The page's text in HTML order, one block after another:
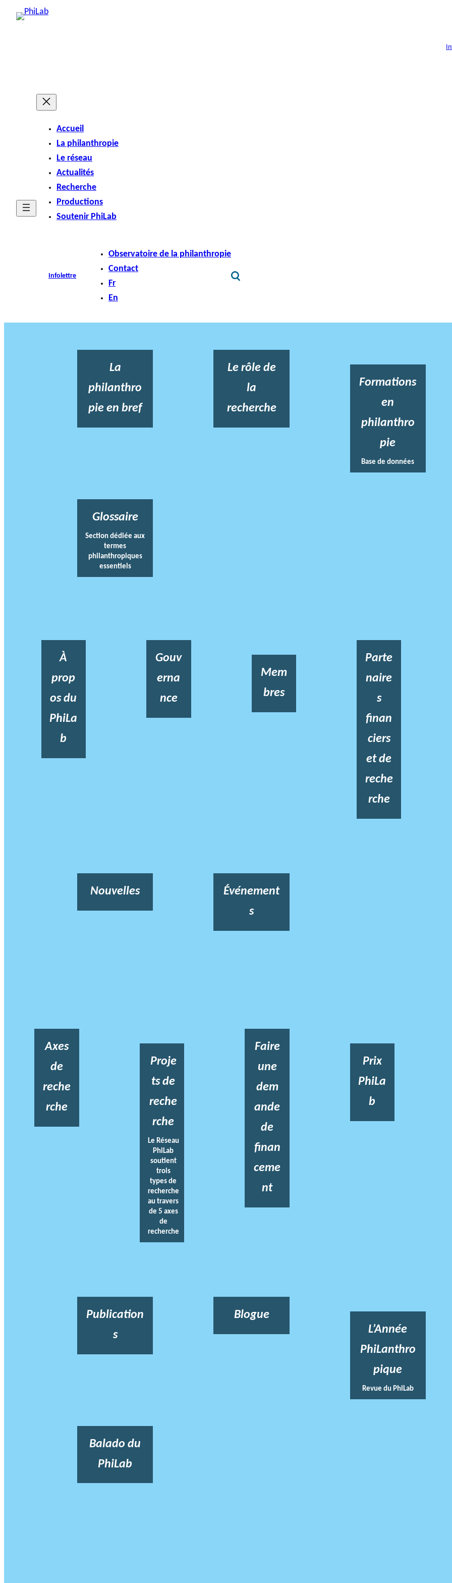
Accueil
La philanthropie
Le réseau
Actualités
Recherche
Productions
Soutenir PhiLab
Infolettre
Observatoire de la philanthropie
Contact
Fr
En
La
philanthro
pie en bref
Le rôle de
la
recherche
Formations
en
philanthro
pie
Base de données
Glossaire
Section dédiée aux
termes
philanthropiques
essentiels
À
prop
os du
PhiLa
b
Gouv
erna
nce
Mem
bres
Parte
naire
s
finan
ciers
et de
reche
rche
Nouvelles
Événement
s
Axes
de
reche
rche
Proje
ts de
reche
rche
Le Réseau
PhiLab
soutient
trois
types de
recherche
au travers
de 5 axes
de
recherche
Faire
une
dem
ande
de
finan
ceme
nt
Prix
PhiLa
b
Publication
s
Blogue
L’Année
PhiLanthro
pique
Revue du PhiLab
Balado du
PhiLab